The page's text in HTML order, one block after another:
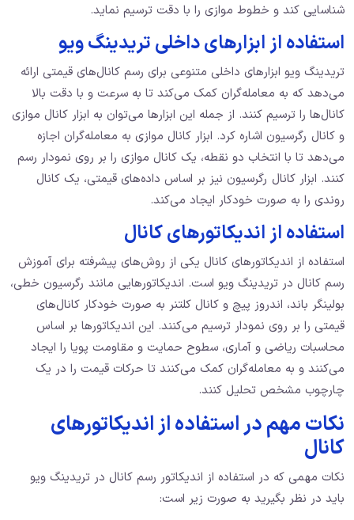
شناسایی کند و خطوط موازی را با دقت ترسیم نماید.
استفاده از ابزارهای داخلی تریدینگ ویو
تریدینگ ویو ابزارهای داخلی متنوعی برای رسم کانال‌های قیمتی ارائه
می‌دهد که به معامله‌گران کمک می‌کند تا به سرعت و با دقت بالا
کانال‌ها را ترسیم کنند. از جمله این ابزارها می‌توان به ابزار کانال موازی
و کانال رگرسیون اشاره کرد. ابزار کانال موازی به معامله‌گران اجازه
می‌دهد تا با انتخاب دو نقطه، یک کانال موازی را بر روی نمودار رسم
کنند. ابزار کانال رگرسیون نیز بر اساس داده‌های قیمتی، یک کانال
روندی را به صورت خودکار ایجاد می‌کند.
استفاده از اندیکاتورهای کانال
استفاده از اندیکاتورهای کانال یکی از روش‌های پیشرفته برای آموزش
رسم کانال‌ در تریدینگ ویو است. اندیکاتورهایی مانند رگرسیون خطی،
بولینگر باند، اندروز پیچ و کانال کلتنر به صورت خودکار کانال‌های
قیمتی را بر روی نمودار ترسیم می‌کنند. این اندیکاتورها بر اساس
محاسبات ریاضی و آماری، سطوح حمایت و مقاومت پویا را ایجاد
می‌کنند و به معامله‌گران کمک می‌کنند تا حرکات قیمت را در یک
چارچوب مشخص تحلیل کنند.
نکات مهم در استفاده از اندیکاتورهای
کانال
نکات مهمی که در استفاده از اندیکاتور رسم کانال در تریدینگ ویو
باید در نظر بگیرید به صورت زیر است: